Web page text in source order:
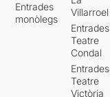
Entrades
monòlegs
Villarroel
Entrades
Teatre
Condal
Entrades
Teatre
Victòria